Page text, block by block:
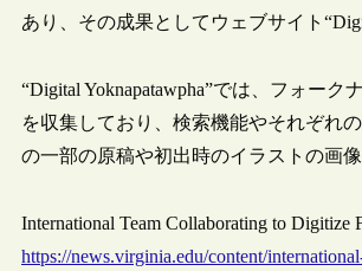
あり、その成果としてウェブサイト
“Digital Yoknapatawpha”では、フォー
を収集しており、検索機能やそれぞれ
の一部の原稿や初出時のイラストの画
International Team Collaborating to Digitize
https://news.virginia.edu/content/